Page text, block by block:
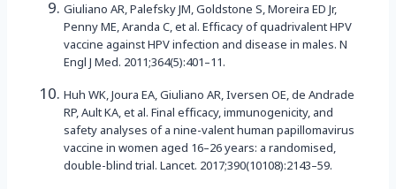
Giuliano AR, Palefsky JM, Goldstone S, Moreira ED Jr,
Penny ME, Aranda C, et al. Efficacy of quadrivalent HPV
vaccine against HPV infection and disease in males. N
Engl J Med. 2011;364(5):401–11.
Huh WK, Joura EA, Giuliano AR, Iversen OE, de Andrade
RP, Ault KA, et al. Final efficacy, immunogenicity, and
safety analyses of a nine-valent human papillomavirus
vaccine in women aged 16–26 years: a randomised,
double-blind trial. Lancet. 2017;390(10108):2143–59.